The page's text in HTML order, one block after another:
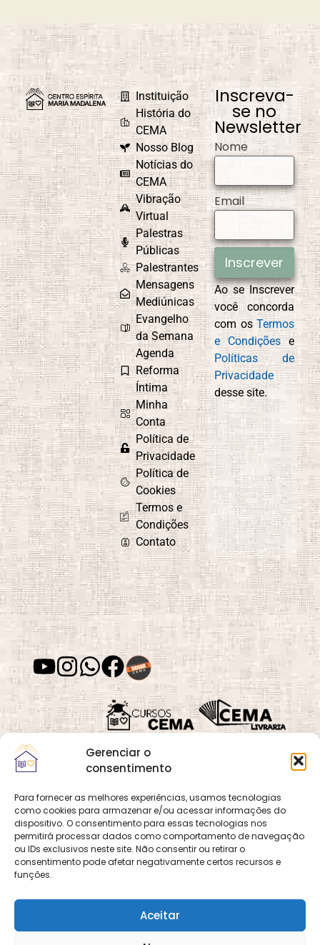
Gerenciar o
consentimento
Para fornecer as melhores experiências, usamos tecnologias
como cookies para armazenar e/ou acessar informações do
dispositivo. O consentimento para essas tecnologias nos
permitirá processar dados como comportamento de navegação
ou IDs exclusivos neste site. Não consentir ou retirar o
consentimento pode afetar negativamente certos recursos e
funções.
Aceitar
Caridade em
Ação
Carnaval
Causa e Efeito
Celebrações e
Comemorações
CEMAD
Combate ao
Egoísmo
Compaixão
Conexão com
Deus
Controle
Emocional
Cordel
Espírita
Culto do
Evangelho no
Lar
Curiosidade e
Aprendizado
Depressão
Desafios e
Superação
Desenvolvimento
de Habilidades
Desenvolvimento
Espiritual
Desenvolvimento
Moral
Desvios
Espirituais
Dia das Mães
Instituição
História do
CEMA
Nosso Blog
Notícias do
CEMA
Vibração
Virtual
Palestras
Públicas
Palestrantes
Mensagens
Mediúnicas
Evangelho
da Semana
Agenda
Reforma
Íntima
Minha
Conta
Política de
Privacidade
Política de
Cookies
Termos e
Condições
Contato
Inscreva-
se no
Newsletter
Nome
Email
Inscrever
Ao se Inscrever
você concorda
com osTermos
e Condições e
Políticas de
Privacidade
desse site.
Quadra 02, Lote 16,
Vila Vicentina,
Planaltina, Brasília-
DF. CEP 73.320-140
CNPJ: 01.600.089/0001-
OCemaneté um site
que pertence e é gerido
pelo CEMA, assim